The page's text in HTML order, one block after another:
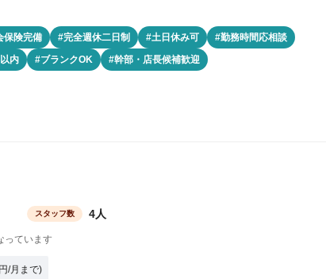
保険完備 #完全週休二日制 #土日休み可
#勤務時間応相談
内 #ブランクOK #幹部・店長候補歓迎
スタッフ数 4人
っています
/月まで)